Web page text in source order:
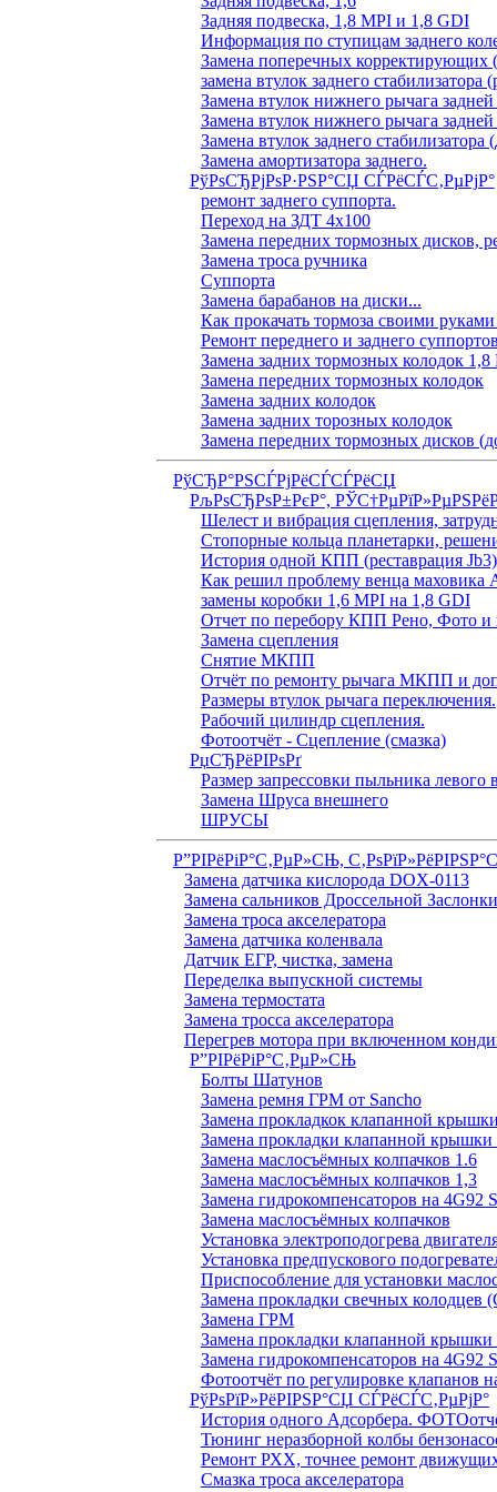
Задняя подвеска, 1,8 MPI и 1,8 GDI
Информация по ступицам заднего
Замена поперечных корректирующих
замена втулок заднего стабилизатора
Замена втулок нижнего рычага
Замена втулок нижнего рычага
Замена втулок заднего стабилизатора
Замена амортизатора заднего.
РўРѕСЂРјРѕР·РЅР°СЏ СЃРёСЃС‚РµРјР°
ремонт заднего суппорта.
Переход на ЗДТ 4х100
Замена передних тормозных дисков,
Замена троса ручника
Суппорта
Замена барабанов на диски...
Как прокачать тормоза своими
Ремонт переднего и заднего
Замена задних тормозных колодок 1,8
Замена передних тормозных колодок
Замена задних колодок
Замена задних торозных колодок
Замена передних тормозных дисков
РўСЂР°РЅСЃРјРёСЃСЃРёСЏ
РљРѕСЂРѕР±РєР°,
Шелест и вибрация сцепления,
Стопорные кольца планетарки,
История одной КПП (реставрация
Как решил проблему венца
замены коробки 1,6 MPI на 1,8 GDI
Отчет по перебору КПП Рено, Фото и
Замена сцепления
Снятие МКПП
Отчёт по ремонту рычага МКПП и
Размеры втулок рычага переключения.
Рабочий цилиндр сцепления.
Фотоотчёт - Сцепление (смазка)
РџСЂРёРІРѕРґ
Размер запрессовки пыльника
Замена Шруса внешнего
ШРУСЫ
Р”РІРёРіР°С‚РµР»СЊ,
Замена датчика кислорода DOX-0113
Замена сальников Дроссельной Заслонки
Замена троса акселератора
Замена датчика коленвала
Датчик ЕГР, чистка, замена
Переделка выпускной системы
Замена термостата
Замена тросса акселератора
Перегрев мотора при включенном
Р”РІРёРіР°С‚РµР»СЊ
Болты Шатунов
Замена ремня ГРМ от Sancho
Замена прокладкок клапанной
Замена прокладки клапанной крышки
Замена маслосъёмных колпачков 1.6
Замена маслосъёмных колпачков 1,3
Замена гидрокомпенсаторов на 4G92
Замена маслосъёмных колпачков
Установка электроподогрева
Установка предпускового
Приспособление для установки
Замена прокладки свечных колодцев
Замена ГРМ
Замена прокладки клапанной
Замена гидрокомпенсаторов на 4G92
Фотоотчёт по регулировке клапанов
РўРѕРїР»РёРІРЅР°СЏ СЃРёСЃС‚РµРјР°
История одного Адсорбера.
Тюнинг неразборной колбы
Ремонт РХХ, точнее ремонт
Смазка троса акселератора